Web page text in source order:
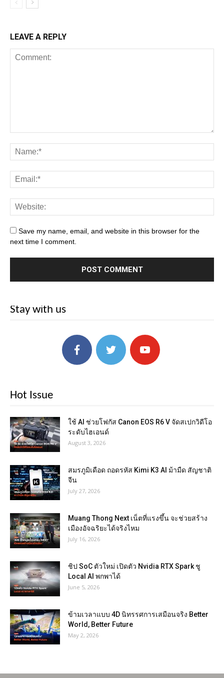
LEAVE A REPLY
Save my name, email, and website in this browser for the
next time I comment.
Stay with us
Hot Issue
ใช้ AI ช่วยโฟกัส Canon EOS R6 V จัดสเปกวิดีโอ
ระดับไฮเอนด์
August 3, 2026
สมรภูมิเดือด ถอดรหัส Kimi K3 AI ม้ามืด สัญชาติ
จีน
July 27, 2026
Muang Thong Next เน็ตที่แรงขึ้น จะช่วยสร้าง
เมืองอัจฉริยะได้จริงไหม
July 16, 2026
ชิป SoC ตัวใหม่ เปิดตัว Nvidia RTX Spark ชู
Local AI พกพาได้
June 5, 2026
ข้ามเวลาแบบ 4D นิทรรศการเสมือนจริง Better
World, Better Future
May 2, 2026